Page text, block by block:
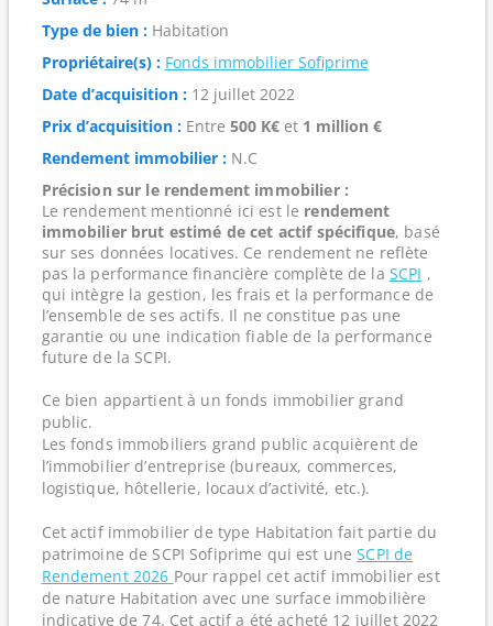
Type de bien :Habitation
Propriétaire(s) : Fonds immobilier Sofiprime
Date d’acquisition :12 juillet 2022
Prix d’acquisition :Entre 500 K€et 1 million €
Rendement immobilier :N.C
Précision sur le rendement immobilier :
Le rendement mentionné ici est le rendement
immobilier brut estimé de cet actif spécifique, basé
sur ses données locatives. Ce rendement ne reflète
pas la performance financière complète de la SCPI ,
qui intègre la gestion, les frais et la performance de
l’ensemble de ses actifs. Il ne constitue pas une
garantie ou une indication fiable de la performance
future de la SCPI.
Ce bien appartient à un fonds immobilier grand
public.
Les fonds immobiliers grand public acquièrent de
l’immobilier d’entreprise (bureaux, commerces,
logistique, hôtellerie, locaux d’activité, etc.).
Cet actif immobilier de type Habitation fait partie du
patrimoine de SCPI Sofiprime qui est uneSCPI de
Rendement 2026 Pour rappel cet actif immobilier est
de nature Habitation avec une surface immobilière
indicative de 74. Cet actif a été acheté 12 juillet 2022